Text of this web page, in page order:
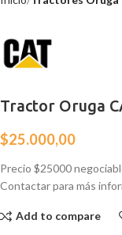
Tractor Oruga
$25.000,00
Precio $25000
Contactar para más
Add to compare